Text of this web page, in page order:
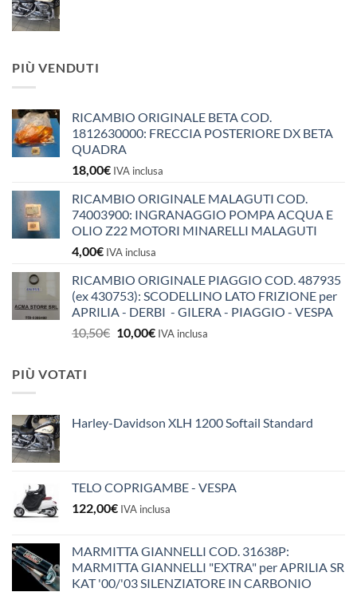
PIÙ VENDUTI
RICAMBIO ORIGINALE BETA COD.
1812630000: FRECCIA POSTERIORE DX BETA
QUADRA
18,00€ IVA inclusa
RICAMBIO ORIGINALE MALAGUTI COD.
74003900: INGRANAGGIO POMPA ACQUA E
OLIO Z22 MOTORI MINARELLI MALAGUTI
4,00€ IVA inclusa
RICAMBIO ORIGINALE PIAGGIO COD. 487935
(ex 430753): SCODELLINO LATO FRIZIONE per
APRILIA - DERBI - GILERA - PIAGGIO - VESPA
10,50€ Il
10,00€IlIVA inclusa
PIÙ VOTATI
Harley-Davidson XLH 1200 Softail Standard
TELO COPRIGAMBE - VESPA
122,00€ IVA inclusa
MARMITTA GIANNELLI COD. 31638P:
MARMITTA GIANNELLI "EXTRA" per APRILIA SR
KAT '00/'03 SILENZIATORE IN CARBONIO